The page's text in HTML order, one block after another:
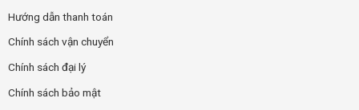
Hướng dẫn thanh toán
Chính sách vận chuyển
Chính sách đại lý
Chính sách bảo mật